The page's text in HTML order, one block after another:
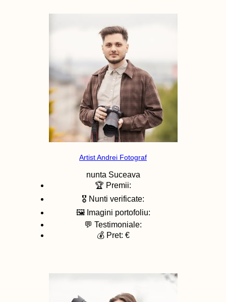
Artist Andrei Fotograf
nunta Suceava
🏆 Premii:
🎖️ Nunti verificate:
🖼️ Imagini portofoliu:
💬 Testimoniale:
💰 Pret: €